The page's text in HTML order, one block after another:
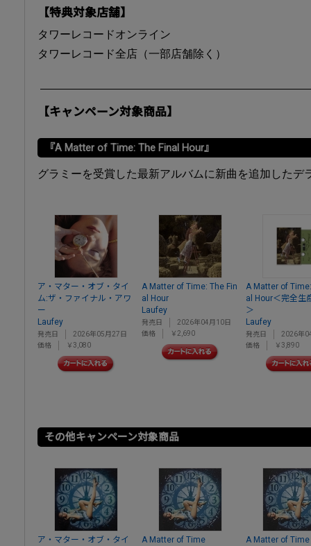
【特典対象店舗】
タワーレコードオンライン
タワーレコード全店（一部店舗除く）
【キャンペーン対象商品】
『A Matter of Time: The Final Hour』
グラミーを受賞した最新アルバムに新曲を追加したデ
ア・マター・オブ・タイ
ム:ザ・ファイナル・アワ
ー
Laufey
発売日
2026年05月27日
価格
￥3,080
A Matter of Time: The Fin
al Hour
Laufey
発売日
2026年04月10日
価格
￥2,690
A Matter of
al Hour＜完全生
＞
Laufey
発売日
2026年
価格
￥3,890
その他キャンペーン対象商品
ア・マター・オブ・タイ
A Matter of Time
A Matter of Time